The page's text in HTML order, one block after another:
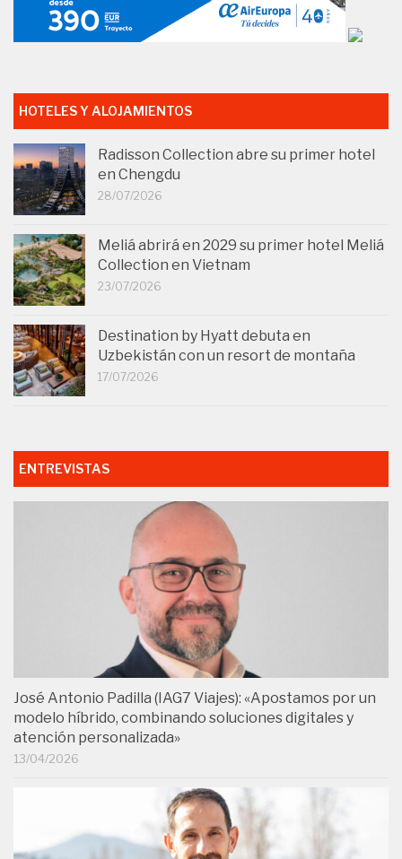
HOTELES Y ALOJAMIENTOS
Radisson Collection abre su primer hotel
en Chengdu
28/07/2026
Meliá abrirá en 2029 su primer hotel Meliá
Collection en Vietnam
23/07/2026
Destination by Hyatt debuta en
Uzbekistán con un resort de montaña
17/07/2026
ENTREVISTAS
José Antonio Padilla (IAG7 Viajes): «Apostamos por un
modelo híbrido, combinando soluciones digitales y
atención personalizada»
13/04/2026